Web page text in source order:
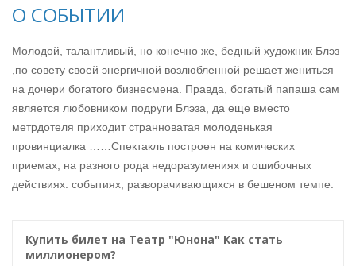
О СОБЫТИИ
Молодой, талантливый, но конечно же, бедный художник Блэз
,по совету своей энергичной возлюбленной решает жениться
на дочери богатого бизнесмена. Правда, богатый папаша сам
является любовником подруги Блэза, да еще вместо
метрдотеля приходит странноватая молоденькая
провинциалка ……Спектакль построен на комических
приемах, на разного рода недоразумениях и ошибочных
действиях. событиях, разворачивающихся в бешеном темпе.
Купить билет на Театр "Юнона" Как стать
миллионером?